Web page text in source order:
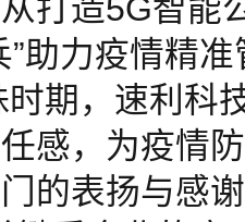
打造5G智能
”助力疫情精
期，速利科
感，为疫情
的表扬与感